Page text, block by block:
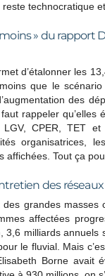
technocratique
» du
d’étalonner les
que le
des
rappeler
LGV, CPER, TET
organisatrices,
affichées. Tout ça
des réseaux
grandes
affectées
3,6 milliards
le fluvial. Mais
Borne avait